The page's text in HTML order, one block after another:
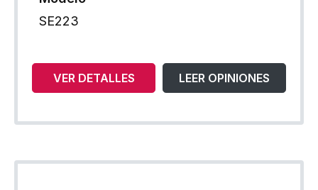
SE223
VER DETALLES LEER OPINIONES